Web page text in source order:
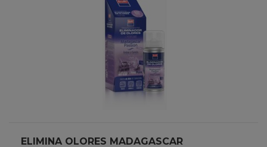
ELIMINA OLORES MADAGASCAR